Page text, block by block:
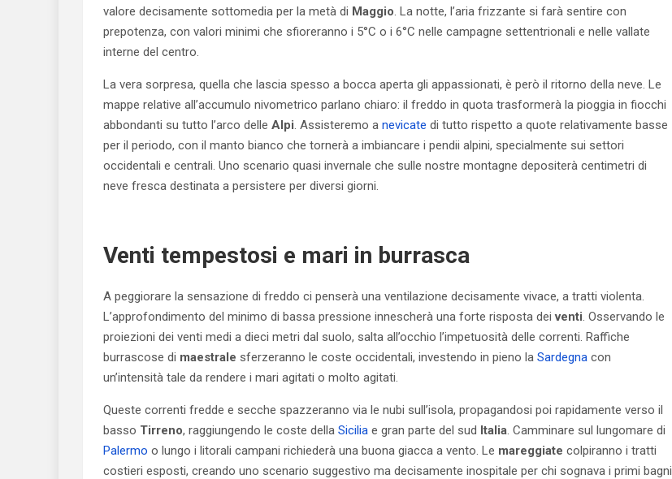
valore decisamente sottomedia per la metà di Maggio. La notte, l’aria frizzante si farà sentire con
prepotenza, con valori minimi che sfioreranno i 5°C o i 6°C nelle campagne settentrionali e nelle vallate
interne del centro.
La vera sorpresa, quella che lascia spesso a bocca aperta gli appassionati, è però il ritorno della neve. Le
mappe relative all’accumulo nivometrico parlano chiaro: il freddo in quota trasformerà la pioggia in fiocchi
abbondanti su tutto l’arco delle Alpi. Assisteremo a nevicate di tutto rispetto a quote relativamente basse
per il periodo, con il manto bianco che tornerà a imbiancare i pendii alpini, specialmente sui settori
occidentali e centrali. Uno scenario quasi invernale che sulle nostre montagne depositerà centimetri di
neve fresca destinata a persistere per diversi giorni.
Venti tempestosi e mari in burrasca
A peggiorare la sensazione di freddo ci penserà una ventilazione decisamente vivace, a tratti violenta.
L’approfondimento del minimo di bassa pressione innescherà una forte risposta deiventi. Osservando le
proiezioni dei venti medi a dieci metri dal suolo, salta all’occhio l’impetuosità delle correnti. Raffiche
burrascose di maestrale sferzeranno le coste occidentali, investendo in pieno la Sardegna con
un’intensità tale da rendere i mari agitati o molto agitati.
Queste correnti fredde e secche spazzeranno via le nubi sull’isola, propagandosi poi rapidamente verso il
basso Tirreno, raggiungendo le coste della Sicilia e gran parte del sud Italia. Camminare sul lungomare di
Palermo o lungo i litorali campani richiederà una buona giacca a vento. Le mareggiate colpiranno i tratti
costieri esposti, creando uno scenario suggestivo ma decisamente inospitale per chi sognava i primi bagni